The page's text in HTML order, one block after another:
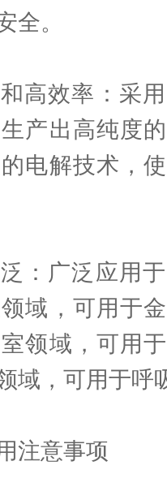
全。
效率：采用
产出高纯度
电解技术，
广泛应用于
域，可用于
领域，可用
域，可用于呼
意事项